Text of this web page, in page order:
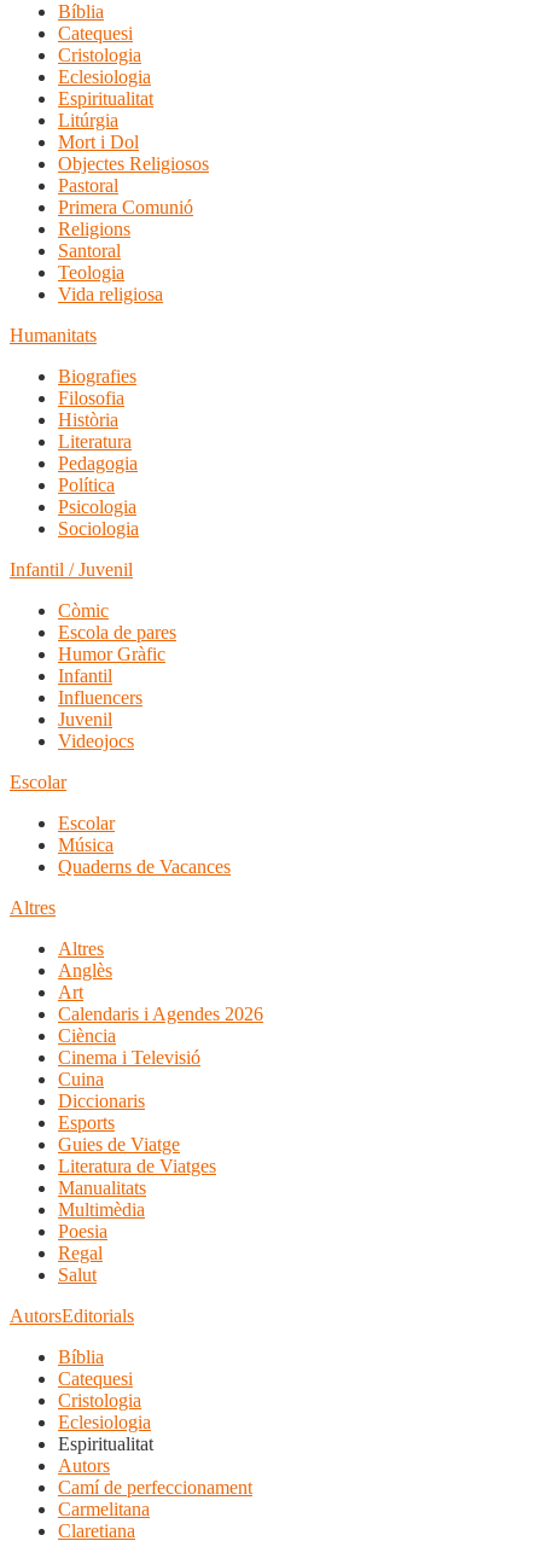
Bíblia
Catequesi
Cristologia
Eclesiologia
Espiritualitat
Litúrgia
Mort i Dol
Objectes Religiosos
Pastoral
Primera Comunió
Religions
Santoral
Teologia
Vida religiosa
Humanitats
Biografies
Filosofia
Història
Literatura
Pedagogia
Política
Psicologia
Sociologia
Infantil / Juvenil
Còmic
Escola de pares
Humor Gràfic
Infantil
Influencers
Juvenil
Videojocs
Escolar
Escolar
Música
Quaderns de Vacances
Altres
Altres
Anglès
Art
Calendaris i Agendes 2026
Ciència
Cinema i Televisió
Cuina
Diccionaris
Esports
Guies de Viatge
Literatura de Viatges
Manualitats
Multimèdia
Poesia
Regal
Salut
AutorsEditorials
Bíblia
Catequesi
Cristologia
Eclesiologia
Espiritualitat
Autors
Camí de perfeccionament
Carmelitana
Claretiana